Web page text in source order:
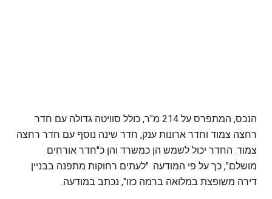
הנכס, המתפרס על 214 מ"ר, כולל סוויטה גדולה עם חדר
רחצה צמוד וחדר ארונות ענק, חדר שינה נוסף עם חדר רחצה
צמוד. החדר יכול לשמש הן כמשרד והן כ"חדר אורחים
מושלם", כך על פי המודעה. "לעתים רחוקות מתפנה בבניין
דירה משופצת במלואה ברמה כזו", נכתב במודעה.